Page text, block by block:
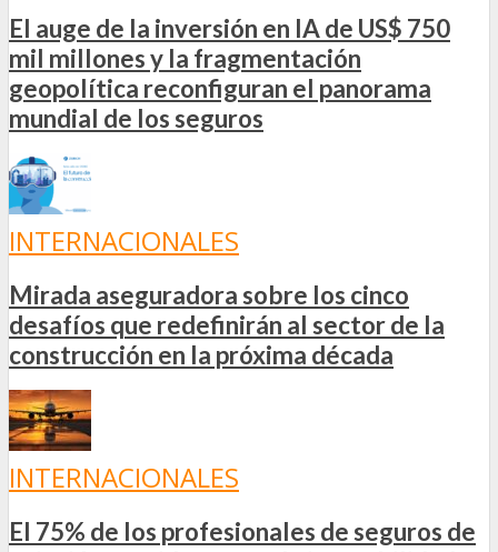
El auge de la inversión en IA de US$ 750
mil millones y la fragmentación
geopolítica reconfiguran el panorama
mundial de los seguros
INTERNACIONALES
Mirada aseguradora sobre los cinco
desafíos que redefinirán al sector de la
construcción en la próxima década
INTERNACIONALES
El 75% de los profesionales de seguros de